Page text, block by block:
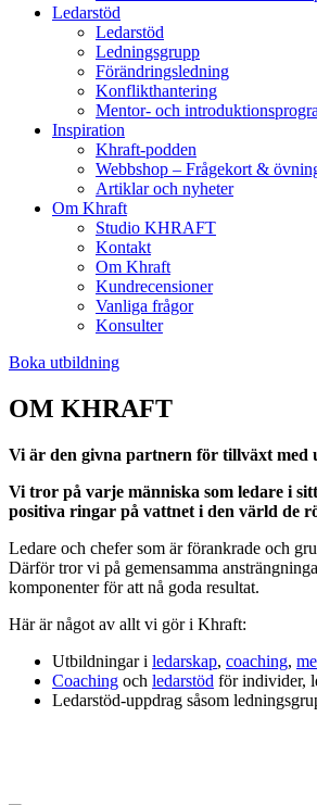
Ledarstöd
Ledarstöd
Ledningsgrupp
Förändringsledning
Konflikthantering
Mentor- och
Inspiration
Khraft-podden
Webbshop – Frågekort &
Artiklar och nyheter
Om Khraft
Studio KHRAFT
Kontakt
Om Khraft
Kundrecensioner
Vanliga frågor
Konsulter
Boka utbildning
OM KHRAFT
Vi är den givna partnern för tillväxt med
Vi tror på varje människa som ledare i
positiva ringar på vattnet i den värld de
Ledare och chefer som är förankrade och
Därför tror vi på gemensamma
komponenter för att nå goda resultat.
Här är något av allt vi gör i Khraft:
Utbildningar i ledarskap, coaching,
Coaching och ledarstöd för individer,
Ledarstöd-uppdrag såsom